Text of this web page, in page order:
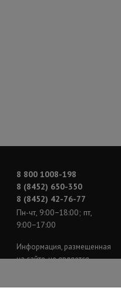
8 800 1008-198
8 (8452) 650-350
8 (8452) 42-76-77
Пн-чт, 9:00−18:00; пт,
9:00−17:00
Информация, размещенная
на сайте, не является